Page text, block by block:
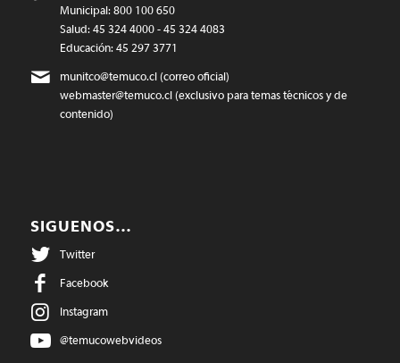
Municipal: 800 100 650
Salud: 45 324 4000 - 45 324 4083
Educación: 45 297 3771
munitco@temuco.cl(correo oficial)
webmaster@temuco.cl(exclusivo para temas técnicos y de
contenido)
SIGUENOS…
Twitter
Facebook
Instagram
@temucowebvideos